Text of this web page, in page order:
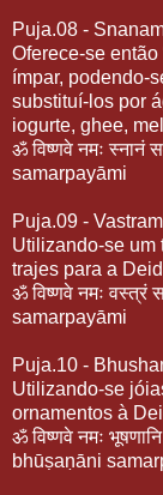
Puja.08 -
Oferece-se então
ímpar, podendo-
substituí-los por
iogurte, ghee,
ॐ विष्णवे नमः स्नानं
samarpayāmi
Puja.09 - Vastram
Utilizando-se um
trajes para a
ॐ विष्णवे नमः वस्त्रं
samarpayāmi
Puja.10 -
Utilizando-se
ornamentos à
ॐ विष्णवे नमः भूषणानि
bhūṣaṇāni